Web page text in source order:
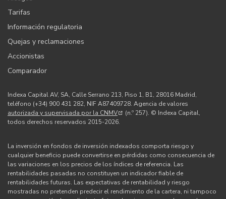
Tarifas
Información regulatoria
Quejas y reclamaciones
Accionistas
Comparador
Indexa Capital AV, SA, Calle Serrano 213, Piso 1, B1, 28016 Madrid,
teléfono (+34) 900 431 282, NIF A87409728. Agencia de valores
autorizada y supervisada por la CNMV
(n.º 257). © Indexa Capital,
todos derechos reservados 2015-2026.
La inversión en fondos de inversión indexados comporta riesgo y
cualquier beneficio puede convertirse en pérdidas como consecuencia de
las variaciones en los precios de los índices de referencia. Las
rentabilidades pasadas no constituyen un indicador fiable de
rentabilidades futuras. Las expectativas de rentabilidad y riesgo
mostradas no pretenden predecir el rendimiento de la cartera, ni tampoco